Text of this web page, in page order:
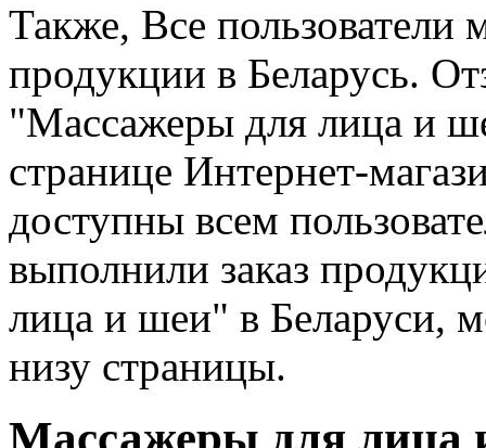
Также, Все пользователи
продукции в Беларусь.
"Массажеры для лица и
странице Интернет-
доступны всем
выполнили заказ
лица и шеи" в Беларуси,
низу страницы.